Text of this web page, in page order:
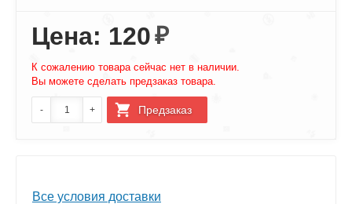
Цена: 120₽
К сожалению товара сейчас нет в наличии.
Вы можете сделать предзаказ товара.
Все условия доставки